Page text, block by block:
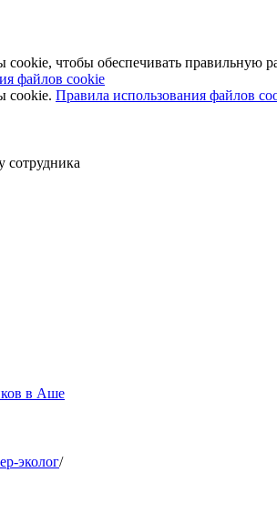
чтобы обеспечивать правильную
файлов cookie
cookie. Правила использования файлов
сотрудника
в Аше
эколог/